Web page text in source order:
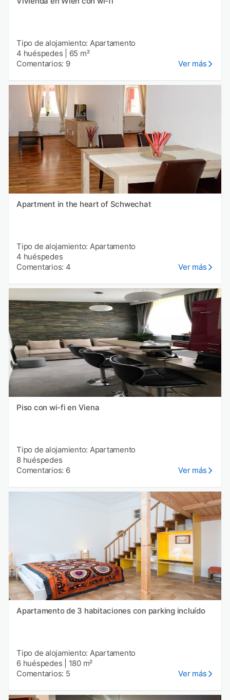
Tipo de alojamiento: Apartamento
4 huéspedes
65 m²
Comentarios: 9
Ver más
Apartment in the heart of Schwechat
Tipo de alojamiento: Apartamento
4 huéspedes
Comentarios: 4
Ver más
Piso con wi-fi en Viena
Tipo de alojamiento: Apartamento
8 huéspedes
Comentarios: 6
Ver más
Apartamento de 3 habitaciones con parking incluído
Tipo de alojamiento: Apartamento
6 huéspedes
180 m²
Comentarios: 5
Ver más